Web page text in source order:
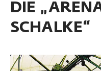
DIE
SCHALKE“